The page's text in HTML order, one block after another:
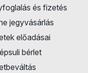
és fizetés
jegyvásárlás
előadásai
bérlet